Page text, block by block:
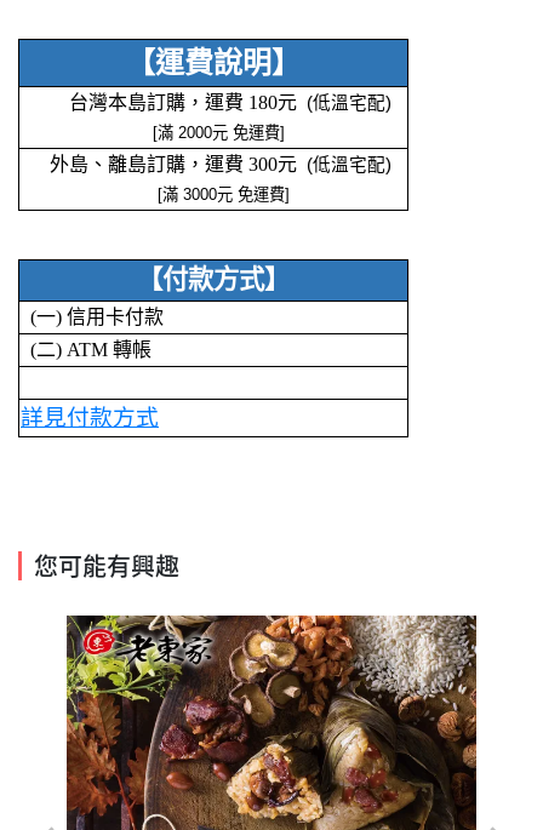
【運費說明】
台灣本島訂購，運費 180元 (低溫宅配)
[滿 2000元 免運費]
外島、離島訂購，運費 300元 (低溫宅配)
[滿 3000元 免運費]
【付款方式】
(一) 信用卡付款
(二) ATM 轉帳
詳見付款方式
您可能有興趣